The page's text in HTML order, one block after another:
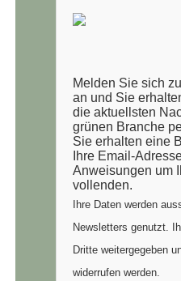
Melden Sie sich
an und Sie
die aktuellsten
grünen Branche
Sie erhalten eine
Ihre Email-
Anweisungen um
vollenden.
Ihre Daten werden
Newsletters genutzt.
Dritte weitergegeben
widerrufen werden.